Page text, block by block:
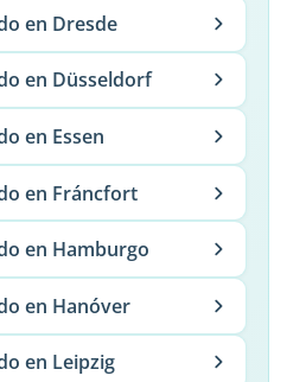
en Dresde
en Düsseldorf
en Essen
en Fráncfort
en Hamburgo
en Hanóver
en Leipzig